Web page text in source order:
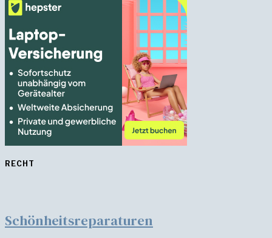
RECHT
Schönheitsreparaturen